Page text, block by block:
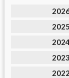
2025
2024
2023
2022